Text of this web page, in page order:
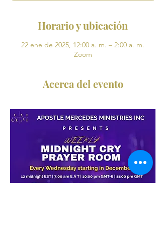
Horario y ubicación
22 ene de 2025, 12:00 a. m. – 2:00 a. m.
Zoom
Acerca del evento